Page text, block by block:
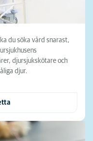
du söka vård snarast,
djursjukskötare och
djur.